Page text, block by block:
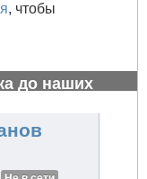
, чтобы
до наших